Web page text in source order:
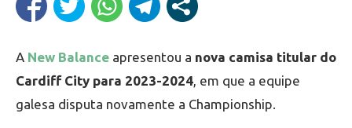
A New Balance apresentou a nova camisa titular do
Cardiff City para 2023-2024 , em que a equipe
galesa disputa novamente a Championship.